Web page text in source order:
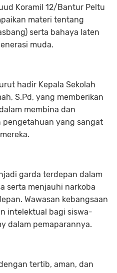
Koramil 12/Bantur Peltu
materi tentang
serta bahaya laten
muda.
hadir Kepala Sekolah
S.Pd, yang memberikan
membina dan
pengetahuan yang sangat
garda terdepan dalam
serta menjauhi narkoba
Wawasan kebangsaan
intelektual bagi siswa-
dalam pemaparannya.
tertib, aman, dan